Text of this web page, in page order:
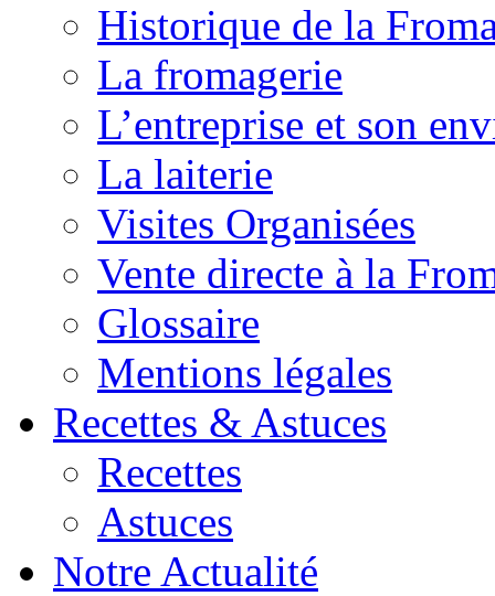
Historique de la
La fromagerie
L’entreprise et son
La laiterie
Visites Organisées
Vente directe à la
Glossaire
Mentions légales
Recettes & Astuces
Recettes
Astuces
Notre Actualité